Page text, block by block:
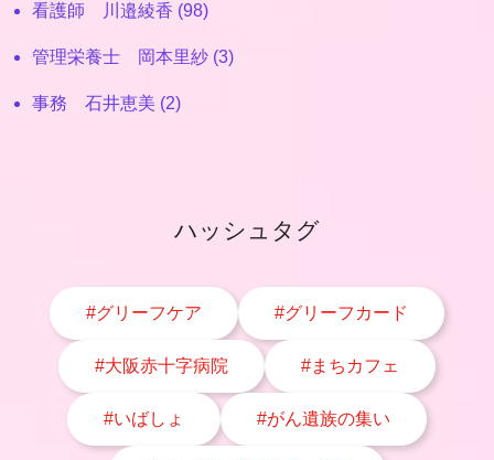
看護師 川邉綾香 (98)
管理栄養士 岡本里紗 (3)
事務 石井恵美 (2)
ハッシュタグ
#グリーフケア #グリーフカード
#大阪赤十字病院 #まちカフェ
#いばしょ #がん遺族の集い